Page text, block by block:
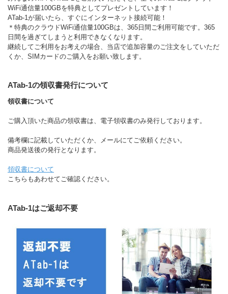
WiFi通信量100GBを特典としてプレゼントしています！
ATab-1が届いたら、すぐにインターネット接続可能！
＊特典のクラウドWiFi通信量100GBは、365日間ご利用可能です。365
日間を過ぎてしまうと利用できなくなります。
継続してご利用をお考えの場合、当店で追加容量のご注文をしていただ
くか、SIMカードのご購入をお願い致します。
ATab-1の領収書発行について
領収書について
ご購入頂いた商品の領収書は、電子領収書のみ発行しております。
備考欄に記載していただくか、メールにてご依頼ください。
商品発送後の発行となります。
領収書について
こちらもあわせてご確認ください。
ATab-1はご返却不要